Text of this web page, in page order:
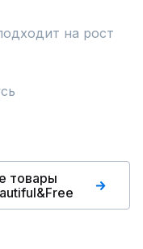
на рост
товары